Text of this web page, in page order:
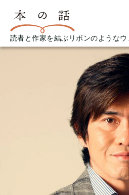
読者と作家を結ぶリボンのようなウ